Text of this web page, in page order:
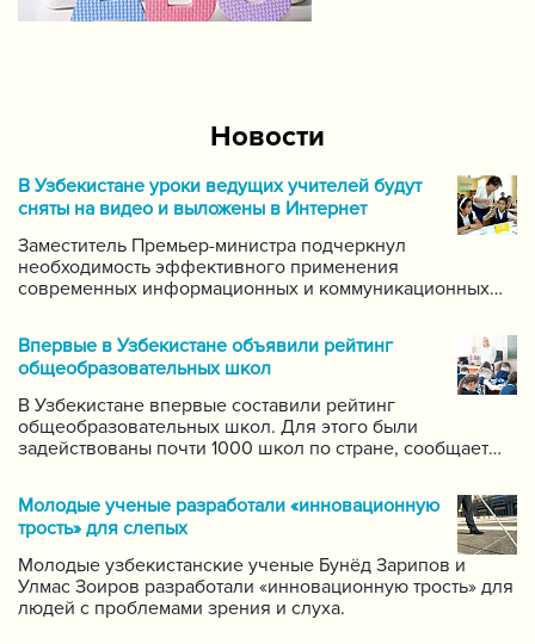
Новости
В Узбекистане уроки ведущих учителей будут
сняты на видео и выложены в Интернет
Заместитель Премьер-министра подчеркнул
необходимость эффективного применения
современных информационных и коммуникационных
систему для размещения в интернете видео-уроков
самых ведущих учителей по каждому предмету.
Впервые в Узбекистане объявили рейтинг
общеобразовательных школ
В Узбекистане впервые составили рейтинг
общеобразовательных школ. Для этого были
задействованы почти 1000 школ по стране, сообщает
за качеством образования при Кабинете Министров
Республики Узбекистан.
Молодые ученые разработали «инновационную
трость» для слепых
Молодые узбекистанские ученые Бунёд Зарипов и
Улмас Зоиров разработали «инновационную трость» для
людей с проблемами зрения и слуха.